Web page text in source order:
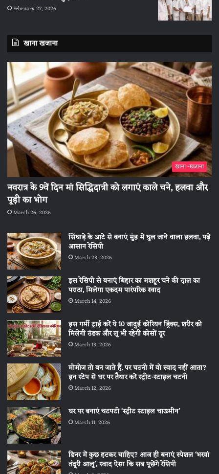
February 27, 2026
खाना खजाना
खाना -खजाना
नवरात्र के 9वें दिन मां सिद्धिदात्री को लगाएं काले चने, हलवा और
पूड़ी का भोग
March 26, 2026
सिंघाड़े के आटे से बनाएं मुंह में घुल जाने वाला हलवा, पढ़ें
आसान रेसिपी
March 23, 2026
इस रेसिपी से बनाएं बिहार का मशहूर चने की दाल का
पराठा, मिलेगा एकदम पारंपरिक स्वाद
March 14, 2026
इस गर्मी ट्राई करें ये 10 जादुई कोरियन ड्रिंक्स, शरीर को
मिलेगी ठंडक और लू भी रहेगी कोसों दूर
March 13, 2026
मोमोज तो बन जाते हैं, पर चटनी में वो स्वाद नहीं आता?
इन स्टेप से घर पर तैयार करें स्ट्रीट-स्टाइल चटनी
March 12, 2026
घर पर बनाएं चटपटी ‘स्ट्रीट स्टाइल चाऊमीन’
March 11, 2026
डिनर में कुछ हटकर चाहिए? आज ही बनाएं स्पेशल ‘भरवां
तंदूरी आलू’, स्वाद ऐसा कि सब पूछेंगे रेसिपी